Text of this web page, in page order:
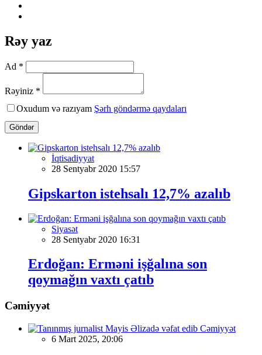
Rəy yaz
Ad *
Rəyiniz *
Oxudum və razıyam Şərh göndərmə qaydaları
Göndər
İqtisadiyyat
28 Sentyabr 2020 15:57
Gipskarton istehsalı 12,7% azalıb
Siyasət
28 Sentyabr 2020 16:31
Erdoğan: Erməni işğalına son
qoymağın vaxtı çatıb
Cəmiyyət
Cəmiyyət
6 Mart 2025, 20:06